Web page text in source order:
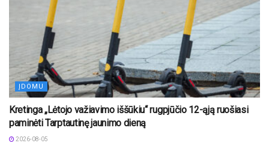
ĮDOMU
Kretinga „Lėtojo važiavimo iššūkiu“ rugpjūčio 12-ąją ruošiasi
paminėti Tarptautinę jaunimo dieną
2026-08-05